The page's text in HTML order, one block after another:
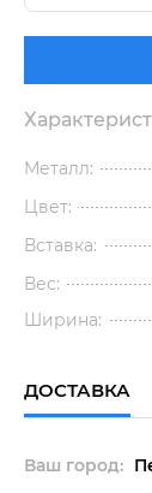
Металл:
Цвет:
Вставка:
Вес:
Ширина:
ДОСТАВКА
Ваш город: